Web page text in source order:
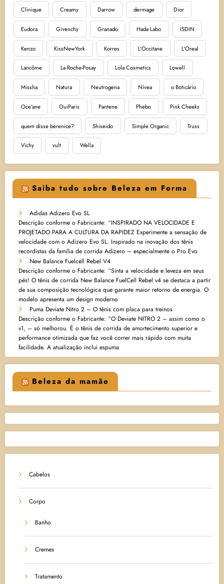
Clinique Creamy Darrow dermage Dior
Eudora Givenchy Granado Hada Labo ISDIN
Kenzo KissNewYork Korres L'Occitane L'Oreal
Lancôme La Roche-Posay Lola Cosmetics Lowell
Missha Natura Neutrogena Nívea o Boticário
Oce'ane OuiParis Pantene Phebo Pink Cheeks
quem disse berenice? Shiseido Simple Organic Truss
Vichy vult Wella
Saiba tudo sobre Beleza em Forma
Adidas Adizero Evo SL
Descrição conforme o Fabricante: “INSPIRADO NA VELOCIDADE E
PROJETADO PARA A CULTURA DA RAPIDEZ Experimente a sensação de
velocidade com o Adizero Evo SL. Inspirado na inovação dos tênis
recordistas da família de corrida Adizero – especialmente o Pro Evo
New Balance Fuelcell Rebel V4
Descrição conforme o Fabricante: “Sinta a velocidade e leveza em seus
pés! O tênis de corrida New Balance FuelCell Rebel v4 se destaca a partir
de sua composição tecnológica que garante maior retorno de energia. O
modelo apresenta um design moderno
Puma Deviate Nitro 2 – O tênis com placa para treinos
Descrição conforme o Fabricante: “O Deviate NITRO 2 – assim como o
v1, – só melhorou. É o tênis de corrida de amortecimento superior e
performance otimizada que faz você correr mais rápido com muita
facilidade. A atualização inclui espuma
Beleza da mamãe
Cabelos
Corpo
Banho
Cremes
Tratamento